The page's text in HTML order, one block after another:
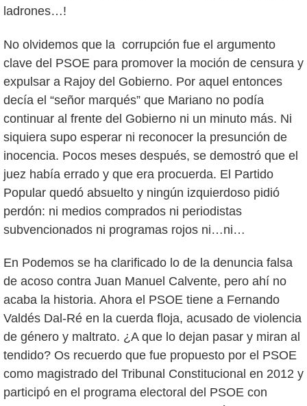
ladrones…!
No olvidemos que la corrupción fue el argumento
clave del PSOE para promover la moción de censura y
expulsar a Rajoy del Gobierno. Por aquel entonces
decía el “señor marqués” que Mariano no podía
continuar al frente del Gobierno ni un minuto más. Ni
siquiera supo esperar ni reconocer la presunción de
inocencia. Pocos meses después, se demostró que el
juez había errado y que era procuerda. El Partido
Popular quedó absuelto y ningún izquierdoso pidió
perdón: ni medios comprados ni periodistas
subvencionados ni programas rojos ni…ni…
En Podemos se ha clarificado lo de la denuncia falsa
de acoso contra Juan Manuel Calvente, pero ahí no
acaba la historia. Ahora el PSOE tiene a Fernando
Valdés Dal-Ré en la cuerda floja, acusado de violencia
de género y maltrato. ¿A que lo dejan pasar y miran al
tendido? Os recuerdo que fue propuesto por el PSOE
como magistrado del Tribunal Constitucional en 2012 y
participó en el programa electoral del PSOE con